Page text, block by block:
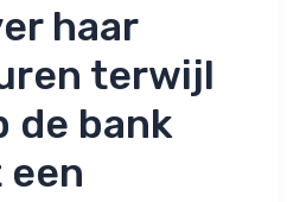
haar
terwijl
de bank